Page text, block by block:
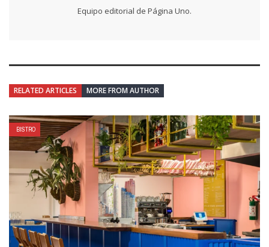
Equipo editorial de Página Uno.
RELATED ARTICLES MORE FROM AUTHOR
BISTRO